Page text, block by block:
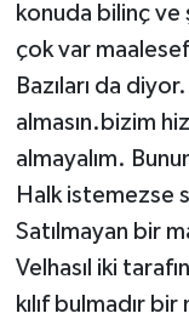
konuda bilinç ve
çok var
Bazıları da
almasın.bizim
almayalım.
Halk istemezse
Satılmayan bir
Velhasıl iki
kılıf bulmadır